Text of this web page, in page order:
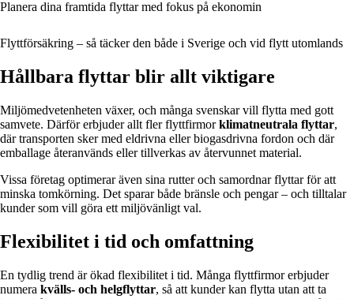
Planera dina framtida flyttar med fokus på ekonomin
Flyttförsäkring – så täcker den både i Sverige och vid flytt utomlands
Hållbara flyttar blir allt viktigare
Miljömedvetenheten växer, och många svenskar vill flytta med gott
samvete. Därför erbjuder allt fler flyttfirmorklimatneutrala flyttar,
där transporten sker med eldrivna eller biogasdrivna fordon och där
emballage återanvänds eller tillverkas av återvunnet material.
Vissa företag optimerar även sina rutter och samordnar flyttar för att
minska tomkörning. Det sparar både bränsle och pengar – och tilltalar
kunder som vill göra ett miljövänligt val.
Flexibilitet i tid och omfattning
En tydlig trend är ökad flexibilitet i tid. Många flyttfirmor erbjuder
numera kvälls- och helgflyttar, så att kunder kan flytta utan att ta